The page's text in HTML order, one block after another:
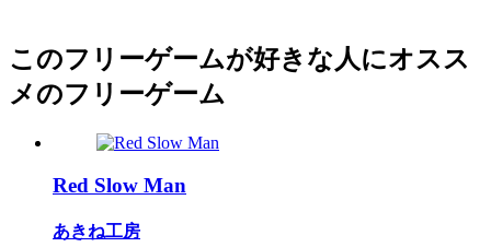
このフリーゲームが好きな人にオスス
メのフリーゲーム
Red Slow Man
あきね工房